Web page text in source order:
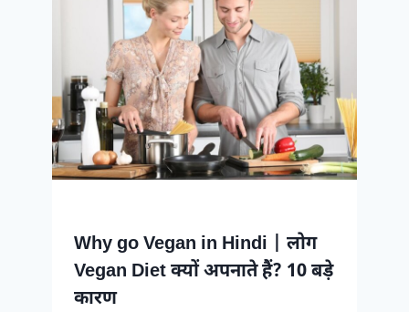
Why go Vegan in Hindi | लोग
Vegan Diet क्यों अपनाते हैं? 10 बड़े
कारण